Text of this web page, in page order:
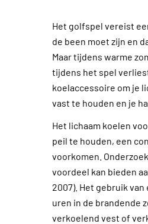
Het golfspel vereist
de been moet zijn en
Maar tijdens warme
tijdens het spel
koelaccessoire om je
vast te houden en je
Het lichaam koelen
peil te houden, een
voorkomen.
voordeel kan bieden
2007). Het gebruik
uren in de brandende
verkoelend vest of